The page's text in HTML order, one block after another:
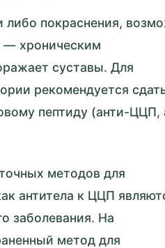
либо покраснения,
— хроническим
суставы. Для
рекомендуется
пептиду (анти-ЦЦП,
методов для
антитела к ЦЦП
заболевания. На
метод для